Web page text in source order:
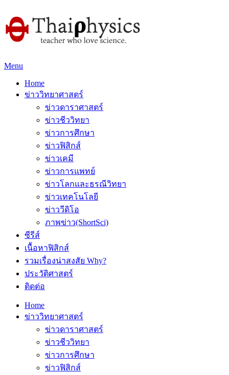
Menu
Home
ข่าววิทยาศาสตร์
ข่าวดาราศาสตร์
ข่าวชีววิทยา
ข่าวการศึกษา
ข่าวฟิสิกส์
ข่าวเคมี
ข่าวการแพทย์
ข่าวโลกและธรณีวิทยา
ข่าวเทคโนโลยี
ข่าววีดิโอ
ภาพข่าว(ShortSci)
ซีรีส์
เนื้อหาฟิสิกส์
รวมเรื่องน่าสงสัย Why?
ประวัติศาสตร์
ติดต่อ
Home
ข่าววิทยาศาสตร์
ข่าวดาราศาสตร์
ข่าวชีววิทยา
ข่าวการศึกษา
ข่าวฟิสิกส์